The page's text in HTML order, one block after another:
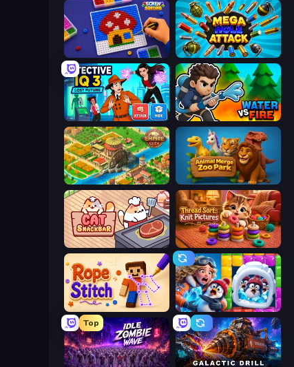
Screw Sorting Mega Hole Attack
Detective IQ 3 Water vs Fire
Empire City Animal Merge Zoo Park
Cat Snack Bar Thread Sort: Knit Pictures
Rope Stitch Puzzle Captain Blast
Top